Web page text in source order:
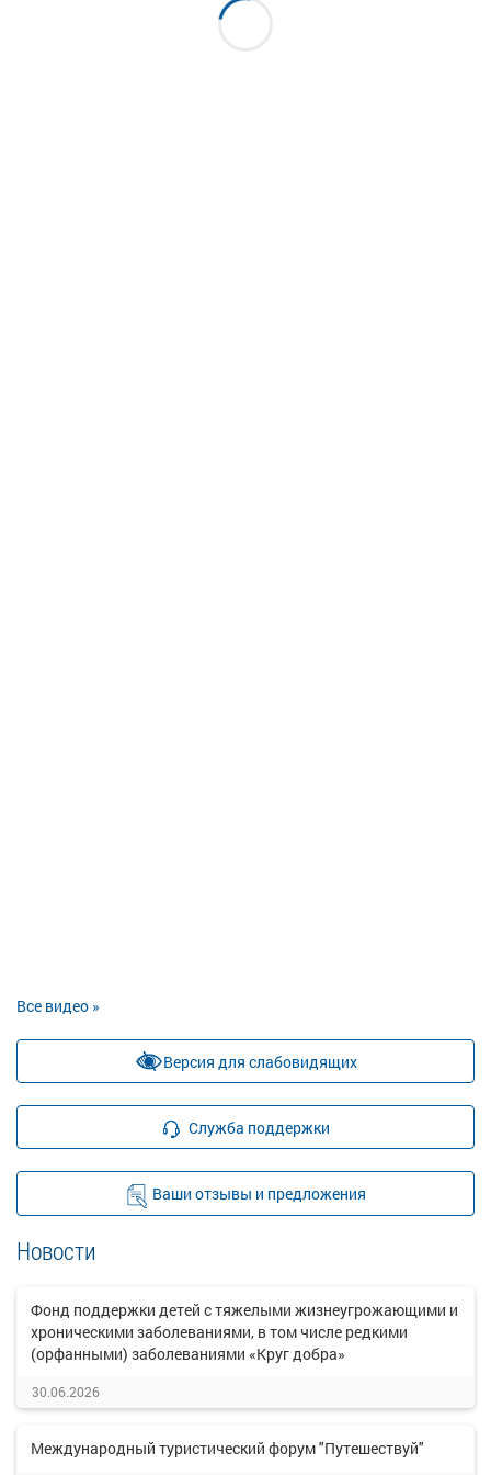
Все видео »
Версия для слабовидящих
Служба поддержки
Ваши отзывы и предложения
Новости
Фонд поддержки детей с тяжелыми жизнеугрожающими и
хроническими заболеваниями, в том числе редкими
(орфанными) заболеваниями «Круг добра»
30.06.2026
Международный туристический форум "Путешествуй"